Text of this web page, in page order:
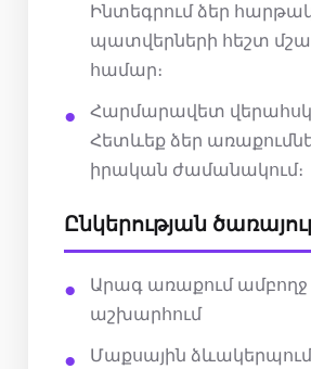
Ինտեգրում ձեր
պատվերների հեշտ
համար։
Հարմարավետ
Հետևեք ձեր
իրական ժամանակում։
Ընկերության
Արագ առաքում ամբողջ
աշխարհում
Մաքսային